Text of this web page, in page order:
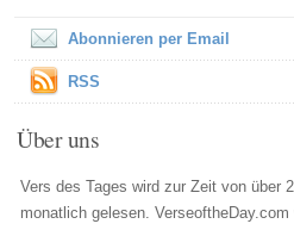
Abonnieren per Email
RSS
Über uns
Vers des Tages wird zur Zeit von über
monatlich gelesen.